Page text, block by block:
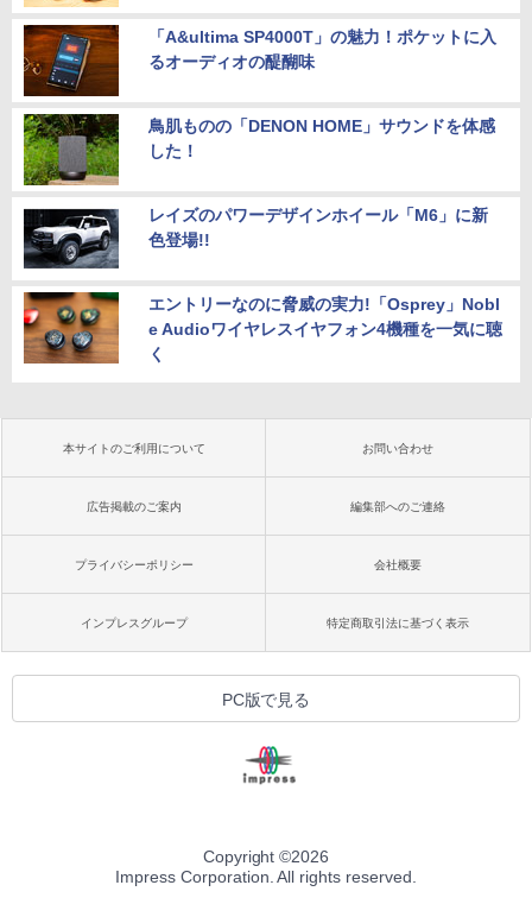
「A&ultima SP4000T」の魅力！ポケットに入
るオーディオの醍醐味
鳥肌ものの「DENON HOME」サウンドを体感
した！
レイズのパワーデザインホイール「M6」に新
色登場!!
エントリーなのに脅威の実力!「Osprey」Nobl
e Audioワイヤレスイヤフォン4機種を一気に聴
く
本サイトのご利用について お問い合わせ
広告掲載のご案内 編集部へのご連絡
プライバシーポリシー 会社概要
インプレスグループ 特定商取引法に基づく表示
PC版で見る
Copyright ©2026
Impress Corporation. All rights reserved.